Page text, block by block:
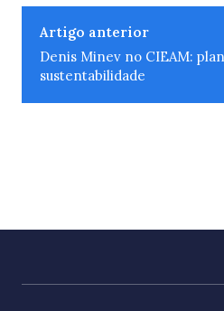
Artigo anterior
Denis Minev no CIEAM:
sustentabilidade